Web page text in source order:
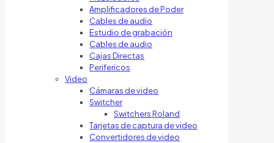
Amplificadores de Poder
Cables de audio
Estudio de grabación
Cables de audio
Cajas Directas
Perifericos
Video
Cámaras de video
Switcher
Switchers Roland
Tarjetas de captura de video
Convertidores de video